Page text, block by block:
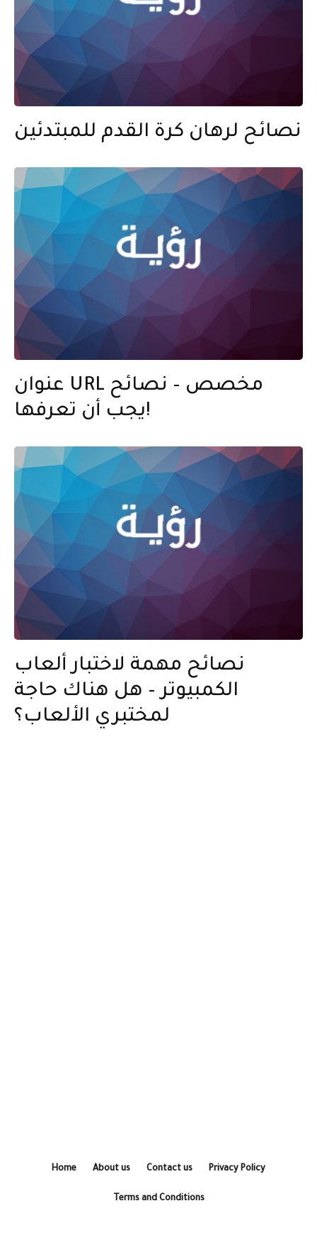
نصائح لرهان كرة القدم للمبتدئين
عنوان URL مخصص – نصائح
يجب أن تعرفها!
نصائح مهمة لاختبار ألعاب
الكمبيوتر – هل هناك حاجة
لمختبري الألعاب؟
Home About us Contact us Privacy Policy
Terms and Conditions